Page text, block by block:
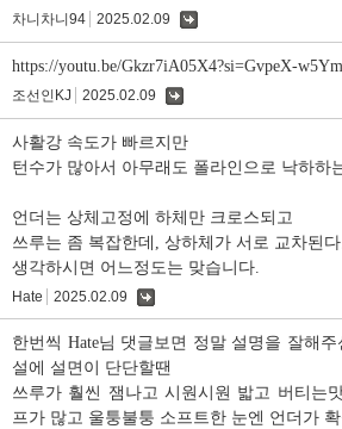
차니차니94 2025.02.09
https://youtu.be/Gkzr7iA05X4?si=GvpeX-
조선인KJ 2025.02.09
사활강 속도가 빠르지만
턴수가 많아서 아무래도 폴라인으로 낙하하
언더는 상체고정에 하체만 크로스되고
쓰루는 좀 복잡한데, 상하체가 서로 교차된다
생각하시면 어느정도는 맞습니다.
Hate 2025.02.09
한번씩 Hate님 댓글보면 정말 설명을 잘해
설에 설면이 단단할땐
쓰루가 훨씬 잼나고 시원시원 밟고 버티는
프가 많고 울퉁불퉁 소프트한 눈엔 언더가 확